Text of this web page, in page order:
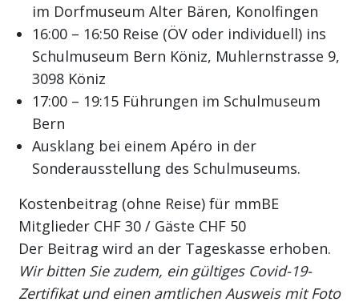
im Dorfmuseum Alter Bären, Konolfingen
16:00 – 16:50 Reise (ÖV oder individuell) ins
Schulmuseum Bern Köniz, Muhlernstrasse 9,
3098 Köniz
17:00 – 19:15 Führungen im Schulmuseum
Bern
Ausklang bei einem Apéro in der
Sonderausstellung des Schulmuseums.
Kostenbeitrag (ohne Reise) für mmBE
Mitglieder CHF 30 / Gäste CHF 50
Der Beitrag wird an der Tageskasse erhoben.
Wir bitten Sie zudem, ein gültiges Covid-19-
Zertifikat und einen amtlichen Ausweis mit Foto